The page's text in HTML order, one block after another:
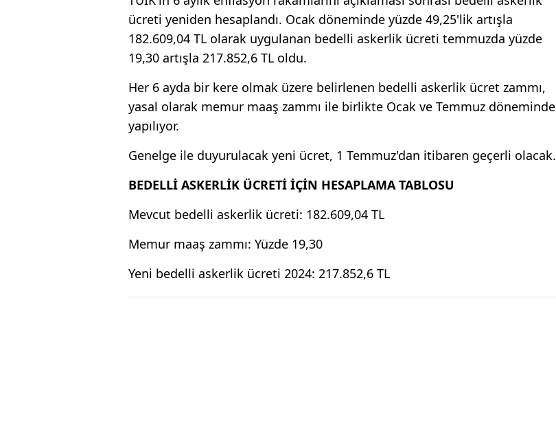
ücreti yeniden hesaplandı. Ocak döneminde yüzde 49,25'lik artışla
182.609,04 TL olarak uygulanan bedelli askerlik ücreti temmuzda yüzde
19,30 artışla 217.852,6 TL oldu.
Her 6 ayda bir kere olmak üzere belirlenen bedelli askerlik ücret zammı,
yasal olarak memur maaş zammı ile birlikte Ocak ve Temmuz döneminde
yapılıyor.
Genelge ile duyurulacak yeni ücret, 1 Temmuz'dan itibaren geçerli olacak.
BEDELLİ ASKERLİK ÜCRETİ İÇİN HESAPLAMA TABLOSU
Mevcut bedelli askerlik ücreti: 182.609,04 TL
Memur maaş zammı: Yüzde 19,30
Yeni bedelli askerlik ücreti 2024: 217.852,6 TL